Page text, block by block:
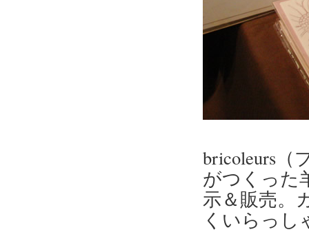
bricoleurs（
がつくった
示＆販売。
くいらっし